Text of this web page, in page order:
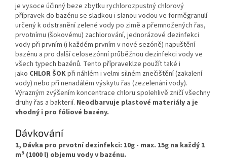
je vysoce účinný beze zbytku rychlorozpustný chlorový
přípravek do bazénu se sladkou i slanou vodou ve forměgranulí
určený k odstranění zelené vody po zimě a přemnožených řas,
prvotnímu (šokovému) zachlorování, jednorázové dezinfekci
vody při prvním (i každém prvním v nové sezóně) napuštění
bazénu a pro další celosezónní průběžnou dezinfekci vody ve
všech typech bazénů. Tento přípraveklze použít také i
jako CHLOR ŠOKpři náhlém i velmi silném znečištění (zakalení
vody) nebo při nenadálém výskytu řas (zezelenání vody).
Výrazným zvýšením koncentrace chloru spolehlivě zničí všechny
druhy řas a bakterií. Neodbarvuje plastové materiály a je
vhodný i pro fóliové bazény.
Dávkování
1, Dávka pro prvotní dezinfekci: 10g - max. 15g na každý 1
m3 (1000 l) objemu vody v bazénu.